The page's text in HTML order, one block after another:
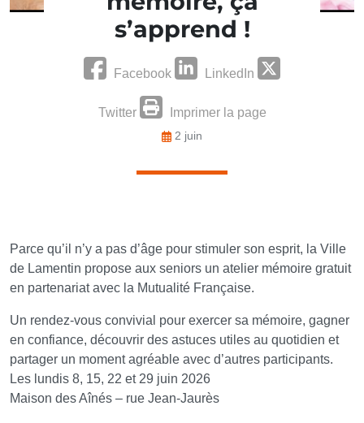
s’apprend !
Facebook LinkedIn
Twitter Imprimer la page
2 juin
Parce qu’il n’y a pas d’âge pour stimuler son esprit, la Ville
de Lamentin propose aux seniors un atelier mémoire gratuit
en partenariat avec la Mutualité Française.
Un rendez-vous convivial pour exercer sa mémoire, gagner
en confiance, découvrir des astuces utiles au quotidien et
partager un moment agréable avec d’autres participants.
Les lundis 8, 15, 22 et 29 juin 2026
Maison des Aînés – rue Jean-Jaurès